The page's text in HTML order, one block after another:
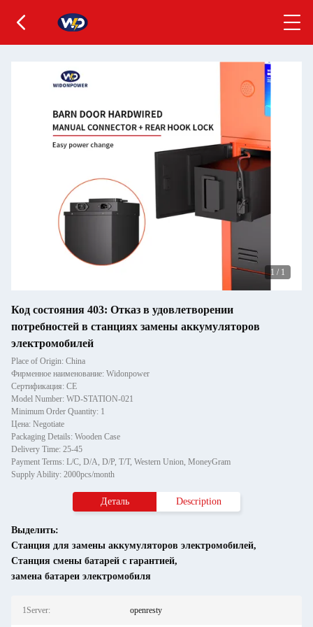
1 / 1
Код состояния 403: Отказ в удовлетворении
потребностей в станциях замены аккумуляторов
электромобилей
Place of Origin: China
Фирменное наименование: Widonpower
Сертификация: CE
Model Number: WD-STATION-021
Minimum Order Quantity: 1
Цена: Negotiate
Packaging Details: Wooden Case
Delivery Time: 25-45
Payment Terms: L/C, D/A, D/P, T/T, Western Union, MoneyGram
Supply Ability: 2000pcs/month
Деталь Description
Выделить:
Станция для замены аккумуляторов электромобилей,
Станция смены батарей с гарантией,
замена батареи электромобиля
1Server: openresty